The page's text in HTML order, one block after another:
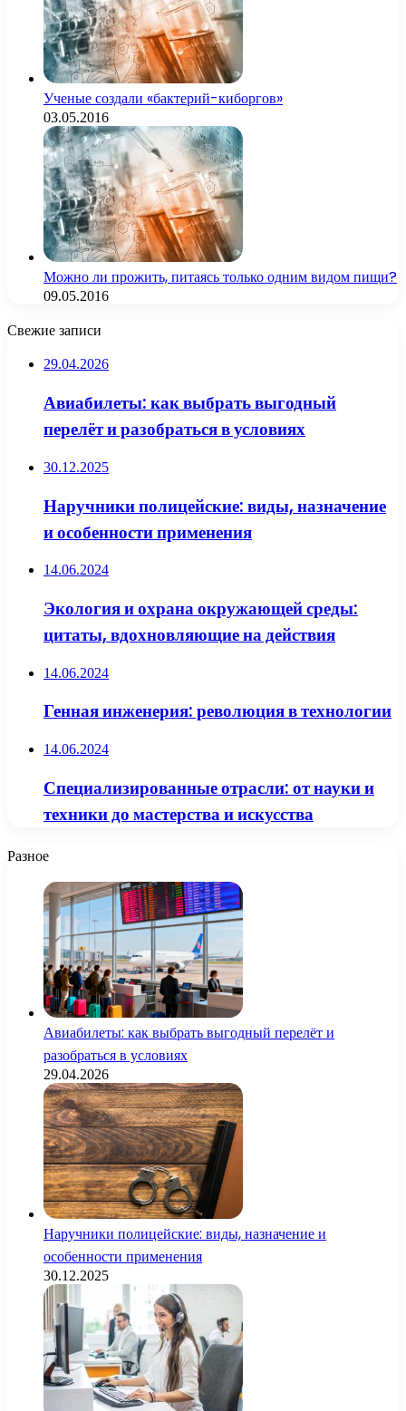
Ученые создали «бактерий-киборгов»
03.05.2016
Можно ли прожить, питаясь только одним видом пищи?
09.05.2016
Свежие записи
29.04.2026
Авиабилеты: как выбрать выгодный
перелёт и разобраться в условиях
30.12.2025
Наручники полицейские: виды, назначение
и особенности применения
14.06.2024
Экология и охрана окружающей среды:
цитаты, вдохновляющие на действия
14.06.2024
Генная инженерия: революция в технологии
14.06.2024
Специализированные отрасли: от науки и
техники до мастерства и искусства
Разное
Авиабилеты: как выбрать выгодный перелёт и
разобраться в условиях
29.04.2026
Наручники полицейские: виды, назначение и
особенности применения
30.12.2025